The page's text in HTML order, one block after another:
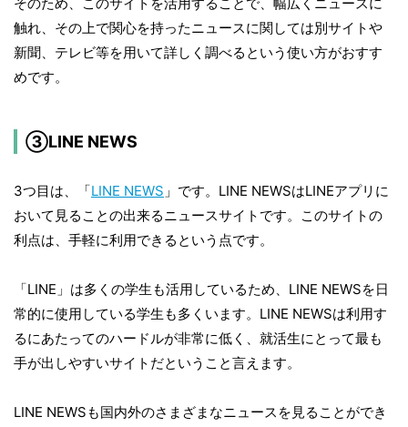
そのため、このサイトを活用することで、幅広くニュースに
触れ、その上で関心を持ったニュースに関しては別サイトや
新聞、テレビ等を用いて詳しく調べるという使い方がおすす
めです。
③LINE NEWS
3つ目は、「LINE NEWS 」です。LINE NEWSはLINEアプリに
おいて見ることの出来るニュースサイトです。このサイトの
利点は、手軽に利用できるという点です。
「LINE」は多くの学生も活用しているため、LINE NEWSを日
常的に使用している学生も多くいます。LINE NEWSは利用す
るにあたってのハードルが非常に低く、就活生にとって最も
手が出しやすいサイトだということ言えます。
LINE NEWSも国内外のさまざまなニュースを見ることができ